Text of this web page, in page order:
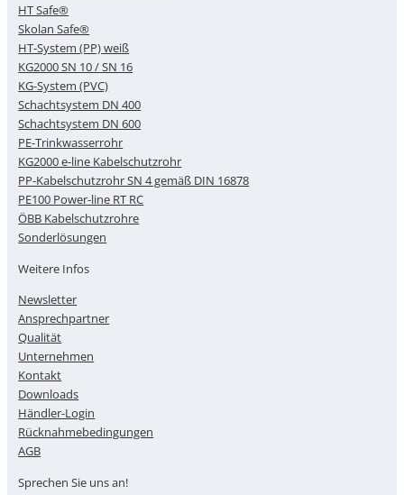
HT Safe®
Skolan Safe®
HT-System (PP) weiß
KG2000 SN 10 / SN 16
KG-System (PVC)
Schachtsystem DN 400
Schachtsystem DN 600
PE-Trinkwasserrohr
KG2000 e-line Kabelschutzrohr
PP-Kabelschutzrohr SN 4 gemäß DIN 16878
PE100 Power-line RT RC
ÖBB Kabelschutzrohre
Sonderlösungen
Weitere Infos
Newsletter
Ansprechpartner
Qualität
Unternehmen
Kontakt
Downloads
Händler-Login
Rücknahmebedingungen
AGB
Sprechen Sie uns an!